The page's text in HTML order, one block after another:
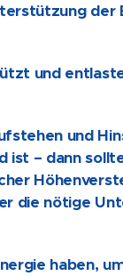
der
und
und
ist – dann
die nötige
haben,